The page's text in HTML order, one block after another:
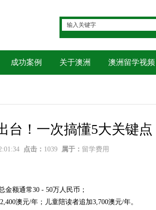
成功案例 关于澳洲 澳洲留学视频
台！一次搞懂5大关键点
点击： 1039 属于： 留学费用
额通常30 - 50万人民币；
澳元/年；儿童陪读者追加3,700澳元/年。